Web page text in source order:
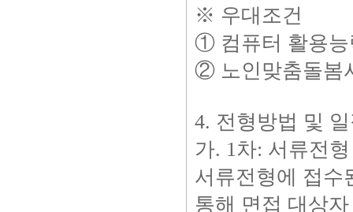
※ 우대조건
① 컴퓨터 활용능
② 노인맞춤돌봄
4. 전형방법 및
가. 1차: 서류전형
서류전형에 접수
통해 면접 대상